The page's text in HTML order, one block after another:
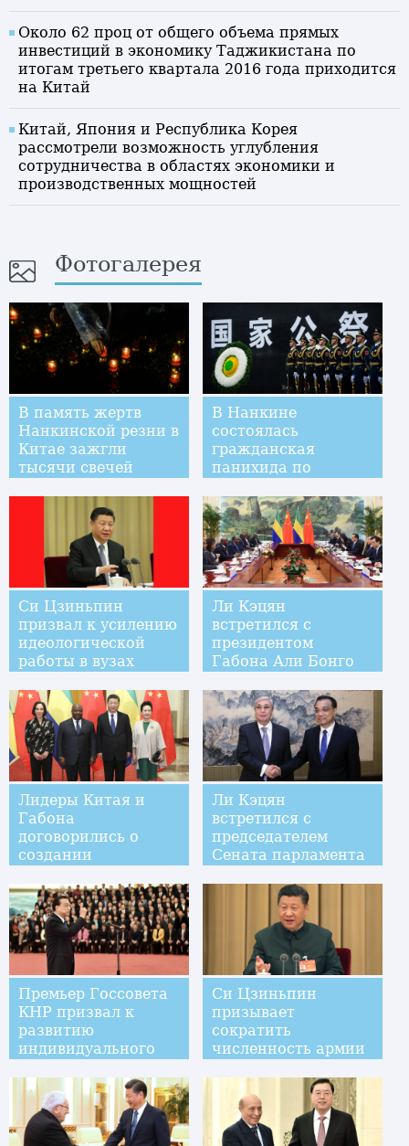
Около 62 проц от общего объема прямых
инвестиций в экономику Таджикистана по
итогам третьего квартала 2016 года приходится
на Китай
Китай, Япония и Республика Корея
рассмотрели возможность углубления
сотрудничества в областях экономики и
производственных мощностей
Фотогалерея
В память жертв
Нанкинской резни в
Китае зажгли
тысячи свечей
В Нанкине
состоялась
гражданская
панихида по
резни 1937 года
Си Цзиньпин
призвал к усилению
идеологической
работы в вузах
Ли Кэцян
встретился с
президентом
Габона Али Бонго
Лидеры Китая и
Габона
договорились о
создании
отношений
всестороннего
сотрудничества и
партнерства
Ли Кэцян
встретился с
председателем
Сената парламента
Жомартом
Токаевым
Премьер Госсовета
КНР призвал к
развитию
индивидуального
Си Цзиньпин
призывает
сократить
численность армии
боеспособность